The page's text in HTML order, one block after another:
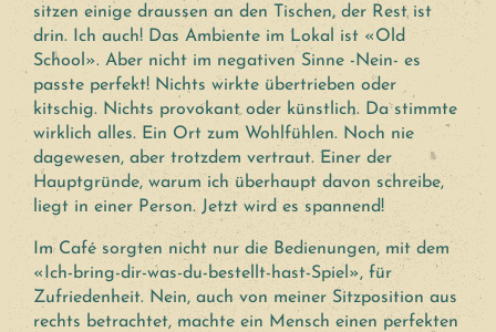
sitzen einige draussen an den Tischen, der Rest ist
drin. Ich auch! Das Ambiente im Lokal ist «Old
School». Aber nicht im negativen Sinne -Nein- es
passte perfekt! Nichts wirkte übertrieben oder
kitschig. Nichts provokant oder künstlich. Da stimmte
wirklich alles. Ein Ort zum Wohlfühlen. Noch nie
dagewesen, aber trotzdem vertraut. Einer der
Hauptgründe, warum ich überhaupt davon schreibe,
liegt in einer Person. Jetzt wird es spannend!
Im Café sorgten nicht nur die Bedienungen, mit dem
«Ich-bring-dir-was-du-bestellt-hast-Spiel», für
Zufriedenheit. Nein, auch von meiner Sitzposition aus
rechts betrachtet, machte ein Mensch einen perfekten